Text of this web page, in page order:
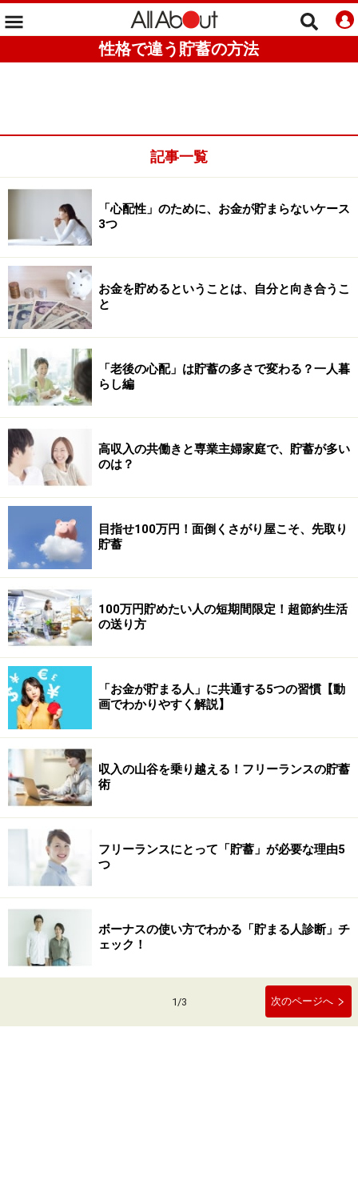
性格で違う貯蓄の方法
記事一覧
「心配性」のために、お金が貯まらないケース
3つ
お金を貯めるということは、自分と向き合うこ
と
「老後の心配」は貯蓄の多さで変わる？一人暮
らし編
高収入の共働きと専業主婦家庭で、貯蓄が多い
のは？
目指せ100万円！面倒くさがり屋こそ、先取り
貯蓄
100万円貯めたい人の短期間限定！超節約生活
の送り方
「お金が貯まる人」に共通する5つの習慣【動
画でわかりやすく解説】
収入の山谷を乗り越える！フリーランスの貯蓄
術
フリーランスにとって「貯蓄」が必要な理由5
つ
ボーナスの使い方でわかる「貯まる人診断」チ
ェック！
1/3 次のページへ